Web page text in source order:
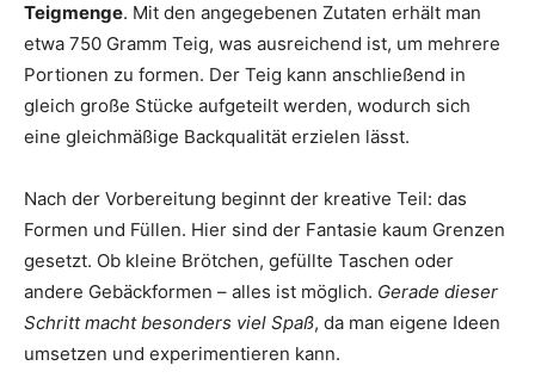
Teigmenge. Mit den angegebenen Zutaten erhält man
etwa 750 Gramm Teig, was ausreichend ist, um mehrere
Portionen zu formen. Der Teig kann anschließend in
gleich große Stücke aufgeteilt werden, wodurch sich
eine gleichmäßige Backqualität erzielen lässt.
Nach der Vorbereitung beginnt der kreative Teil: das
Formen und Füllen. Hier sind der Fantasie kaum Grenzen
gesetzt. Ob kleine Brötchen, gefüllte Taschen oder
andere Gebäckformen – alles ist möglich. Gerade dieser
Schritt macht besonders viel Spaß, da man eigene Ideen
umsetzen und experimentieren kann.